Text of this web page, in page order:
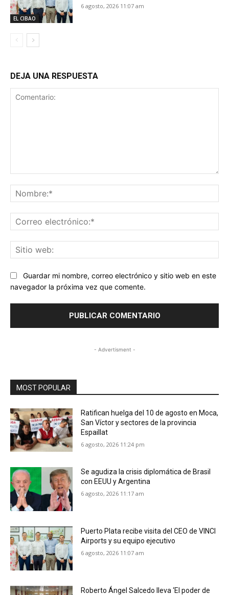
EL CIBAO
6 agosto, 2026 11:07 am
DEJA UNA RESPUESTA
Guardar mi nombre, correo electrónico y sitio web en este
navegador la próxima vez que comente.
- Advertisment -
MOST POPULAR
Ratifican huelga del 10 de agosto en Moca,
San Víctor y sectores de la provincia
Espaillat
6 agosto, 2026 11:24 pm
Se agudiza la crisis diplomática de Brasil
con EEUU y Argentina
6 agosto, 2026 11:17 am
Puerto Plata recibe visita del CEO de VINCI
Airports y su equipo ejecutivo
6 agosto, 2026 11:07 am
Roberto Ángel Salcedo lleva ‘El poder de